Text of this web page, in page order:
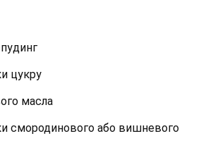
цукру
масла
смородинового або вишневого